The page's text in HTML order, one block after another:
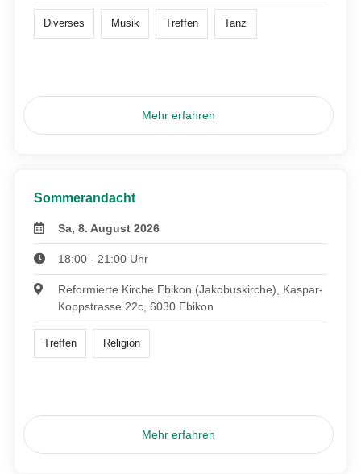
Diverses Musik Treffen Tanz
Mehr erfahren
Sommerandacht
Sa, 8. August 2026
18:00 - 21:00 Uhr
Reformierte Kirche Ebikon (Jakobuskirche), Kaspar-
Koppstrasse 22c, 6030 Ebikon
Treffen Religion
Mehr erfahren